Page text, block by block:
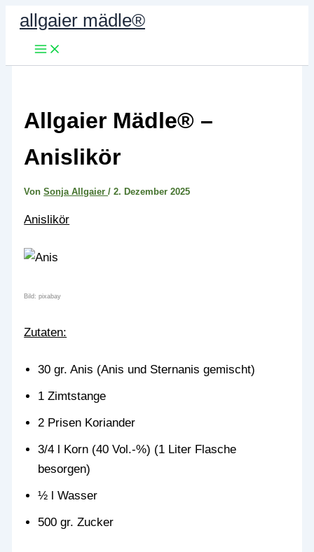
Zum
Inhalt
springen
allgaier mädle®
Allgaier Mädle® –
Anislikör
VonSonja Allgaier/2. Dezember 2025
Anislikör
Bild: pixabay
Zutaten:
30 gr. Anis (Anis und Sternanis gemischt)
1 Zimtstange
2 Prisen Koriander
3/4 l Korn (40 Vol.-%) (1 Liter Flasche
besorgen)
½ l Wasser
500 gr. Zucker